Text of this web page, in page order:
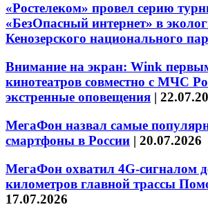
«Ростелеком» провел серию
«БезОпасный интернет» в
Кенозерского национального
Внимание на экран: Wink
кинотеатров совместно с МЧС
экстренные оповещения |
МегаФон назвал самые
смартфоны в России | 20.07.2026
МегаФон охватил 4G-сигналом
километров главной трассы
17.07.2026